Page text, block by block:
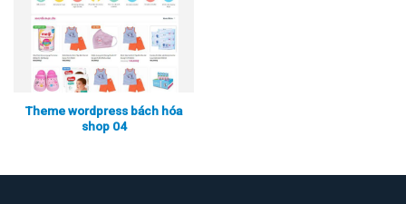
Theme wordpress bách hóa
shop 04